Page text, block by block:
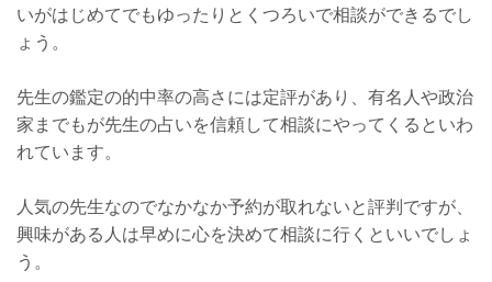
いがはじめてでもゆったりとくつろいで相談ができるでし
ょう。
先生の鑑定の的中率の高さには定評があり、有名人や政治
家までもが先生の占いを信頼して相談にやってくるといわ
れています。
人気の先生なのでなかなか予約が取れないと評判ですが、
興味がある人は早めに心を決めて相談に行くといいでしょ
う。